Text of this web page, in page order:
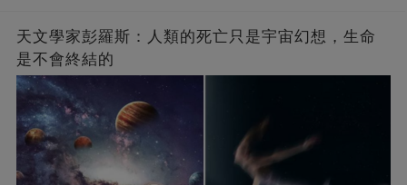
天文學家彭羅斯：人類的死亡只是宇宙幻想，生命
是不會終結的